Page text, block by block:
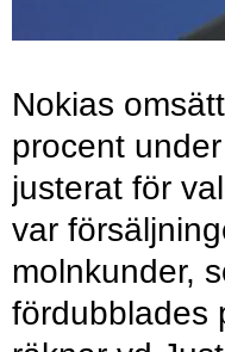
Nokias
procent
justerat för
var
molnkunder,
fördubblades